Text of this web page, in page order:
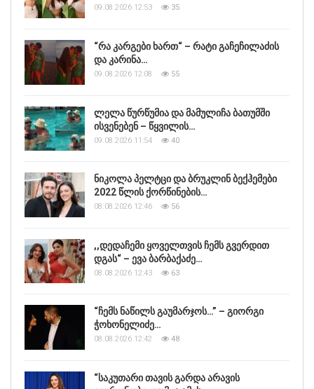
09.08.2026 12:53 35
“რა კარგები ხართ“ – რატი გაჩეჩილაძის
და კარინა…
09.08.2026 12:08 55
ლელა წურწუმია და მამულიჩა ბათუმში
ისვენებენ – წყვილის…
09.08.2026 11:54 40
ნიკოლა პელტცი და ბრუკლინ ბექჰემები
2022 წლის ქორწინების…
08.08.2026 12:46 56
,,დედაჩემი ყოველთვის ჩემს გვერდით
დგას“ – ევა ბარბაქაძე…
08.08.2026 12:43 63
“ჩემს ნაწილს გაუმარჯოს…” – გიორგი
ჭოხონელიძე…
08.08.2026 12:42 48
“საკუთარი თავის გარდა არავის